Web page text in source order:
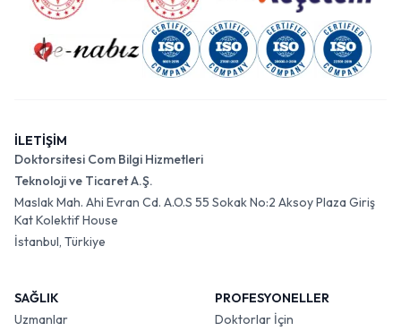
İLETİŞİM
Doktorsitesi Com Bilgi Hizmetleri
Teknoloji ve Ticaret A.Ş.
Maslak Mah. Ahi Evran Cd. A.O.S 55 Sokak No:2 Aksoy Plaza Giriş
Kat Kolektif House
İstanbul, Türkiye
SAĞLIK
Uzmanlar
PROFESYONELLER
Doktorlar İçin